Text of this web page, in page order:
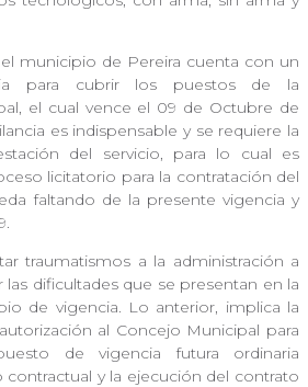
el municipio de Pereira cuenta con un
para cubrir los puestos de la
el cual vence el 09 de Octubre de
es indispensable y se requiere la
del servicio, para lo cual es
licitatorio para la contratación del
faltando de la presente vigencia y
traumatismos a la administración a
dificultades que se presentan en la
de vigencia. Lo anterior, implica la
al Concejo Municipal para
de vigencia futura ordinaria
y la ejecución del contrato